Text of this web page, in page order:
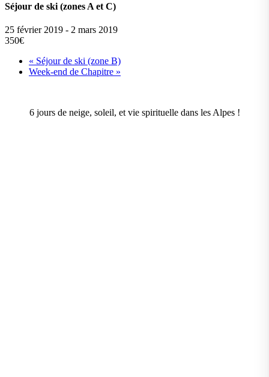
Séjour de ski (zones A et C)
25 février 2019 - 2 mars 2019
350€
« Séjour de ski (zone B)
Week-end de Chapitre »
6 jours de neige, soleil, et vie spirituelle dans les Alpes !